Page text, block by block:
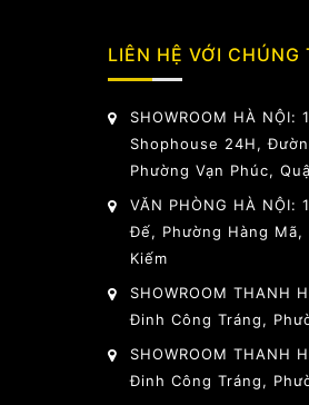
LIÊN HỆ VỚI CHÚNG
SHOWROOM HÀ NỘI:
Shophouse 24H,
Phường Vạn Phúc,
VĂN PHÒNG HÀ NỘI:
Đế, Phường Hàng Mã,
Kiếm
SHOWROOM THANH
Đinh Công Tráng,
SHOWROOM THANH
Đinh Công Tráng,